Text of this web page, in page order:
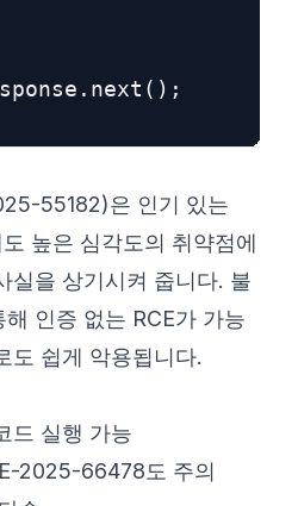
55182)은 인기 있는
높은 심각도의 취약점에
실을 상기시켜 줍니다. 불
인증 없는 RCE가 가능
도 쉽게 악용됩니다.
드 실행 가능
2025-66478도 주의